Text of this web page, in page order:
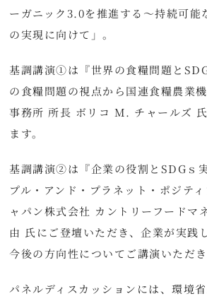
ーガニック3.0を推進する～持続可能
の実現に向けて」。
基調講演①は『世界の食糧問題と
の食糧問題の視点から国連食糧農業
事務所 所長 ボリコ M. チャールズ
ます。
基調講演②は『企業の役割とSDGｓ
プル・アンド・プラネット・ポジテ
ャパン株式会社 カントリーフードマ
由 氏にご登壇いただき、企業が実践
今後の方向性についてご講演いただき
パネルディスカッションには、環境